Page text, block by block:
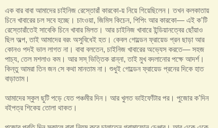
এক বার বাবা আমাদের চাইনিজ রেস্তোরাঁ কারকো-য় নিয়ে গিয়েছিলেন। তখন কলকাতায়
চিনে খাবারের চল সবে হচ্ছে। চাংওয়া, জিমিস কিচেন, পিপিং আর কারকো— এই ক’টি
রেস্তোরাঁতেই সাবেকি চিনে খাবার মিলত। আর চাইনিজ খাবারে ইন্ডিয়ানত্বের ছোঁয়াও
ছিল অল্প, তাই আমাদের বরং অসুবিধেই হত। কেবল গোল্ডেন ফ্রায়েড প্রন ছাড়া আর
কোনও পদই ভাল লাগত না। বাবা বলতেন, চাইনিজ খাবারের অভ্যেস করতে— সহজ
পাচ্য, তেল মশলাও কম। আর সস্ ভিত্তিক রান্না, তাই মুখ বদলানোর পক্ষে আদর্শ।
কিন্তু আমরা তিন জন সে কথা মানতাম না। শুধুই গোল্ডেন ফ্রায়েড প্রনের দিকে হাত
বাড়াতাম।
আমাদের স্কুল ছুটি পড়ে যেত পঞ্চমীর দিন। আর খুলত ভাইফোঁটার পর। পুজোর ক’দিন
বইপত্র শিকেয় তোলা থাকত।